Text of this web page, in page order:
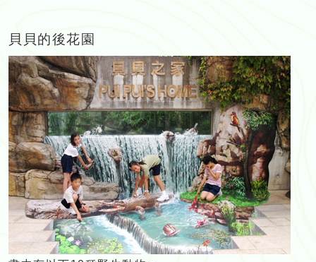
貝貝的後花園